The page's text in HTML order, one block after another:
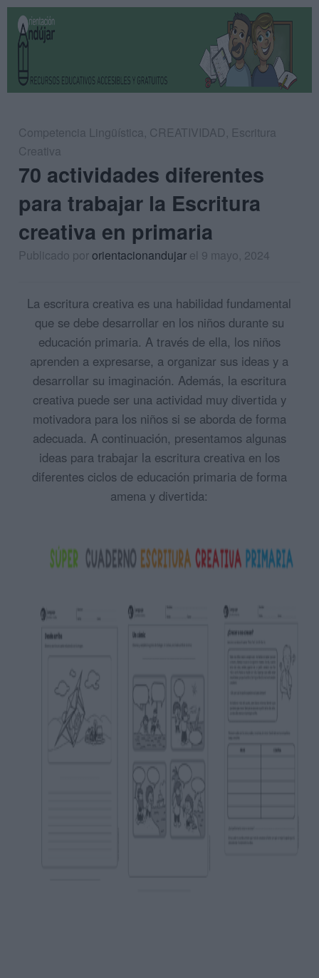
Competencia Lingüística, CREATIVIDAD, Escritura
Creativa
70 actividades diferentes
para trabajar la Escritura
creativa en primaria
Publicado pororientacionandujar el 9 mayo, 2024
La escritura creativa es una habilidad fundamental
que se debe desarrollar en los niños durante su
educación primaria. A través de ella, los niños
aprenden a expresarse, a organizar sus ideas y a
desarrollar su imaginación. Además, la escritura
creativa puede ser una actividad muy divertida y
motivadora para los niños si se aborda de forma
adecuada. A continuación, presentamos algunas
ideas para trabajar la escritura creativa en los
diferentes ciclos de educación primaria de forma
amena y divertida: